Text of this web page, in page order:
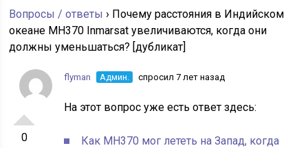
Вопросы / ответы › Почему расстояния в Индийском
океане MH370 Inmarsat увеличиваются, когда они
должны уменьшаться? [дубликат]
0
flyman Админ. спросил 7 лет назад
На этот вопрос уже есть ответ здесь:
Как MH370 мог лететь на Запад, когда